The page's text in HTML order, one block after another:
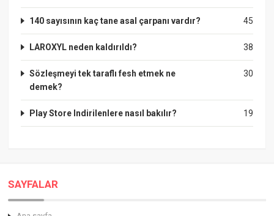
45
140 sayısının kaç tane asal çarpanı vardır?
38
LAROXYL neden kaldırıldı?
30
Sözleşmeyi tek taraflı fesh etmek ne
demek?
19
Play Store Indirilenlere nasıl bakılır?
SAYFALAR